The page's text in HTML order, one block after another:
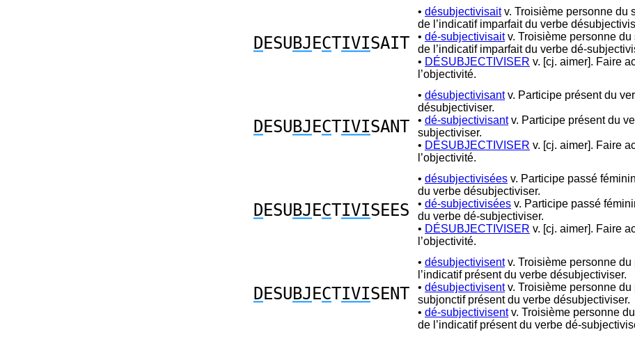
DESUBJ ECTIVISAIT
• désubjectivisaitv. Troisième personne du
de l’indicatif imparfait du verbe
• dé-subjectivisaitv. Troisième personne du
de l’indicatif imparfait du verbe dé-
• DÉSUBJECTIVISER v. [cj. aimer]. Faire
l’objectivité.
DESUBJ ECTIVISANT
• désubjectivisantv. Participe présent du
désubjectiviser.
• dé-subjectivisantv. Participe présent du
subjectiviser.
• DÉSUBJECTIVISER v. [cj. aimer]. Faire
l’objectivité.
DESUBJ ECTIVISEES
• désubjectivisées v. Participe passé
du verbe désubjectiviser.
• dé-subjectivisées v. Participe passé
du verbe dé-subjectiviser.
• DÉSUBJECTIVISER v. [cj. aimer]. Faire
l’objectivité.
DESUBJ ECTIVISENT
• désubjectivisentv. Troisième personne du
l’indicatif présent du verbe désubjectiviser.
• désubjectivisentv. Troisième personne du
subjonctif présent du verbe désubjectiviser.
• dé-subjectivisentv. Troisième personne
de l’indicatif présent du verbe dé-